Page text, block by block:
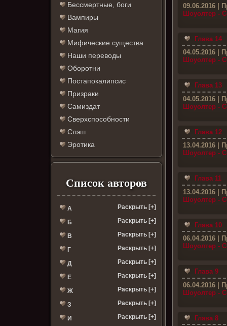
Бессмертные, боги
Вампиры
Магия
Мифические существа
Наши переводы
Оборотни
Постапокалипсис
Призраки
Самиздат
Сверхспособности
Слэш
Эротика
Список авторов
А Раскрыть [+]
Б Раскрыть [+]
В Раскрыть [+]
Г Раскрыть [+]
Д Раскрыть [+]
Е Раскрыть [+]
Ж Раскрыть [+]
З Раскрыть [+]
И Раскрыть [+]
09.06.2016 |
Шоуолтер -
Глава 14
04.05.2016 |
Шоуолтер -
Глава 13
04.05.2016 |
Шоуолтер -
Глава 12
13.04.2016 |
Шоуолтер -
Глава 11
13.04.2016 |
Шоуолтер -
Глава 10
06.04.2016 |
Шоуолтер -
Глава 9
06.04.2016 |
Шоуолтер -
Глава 8